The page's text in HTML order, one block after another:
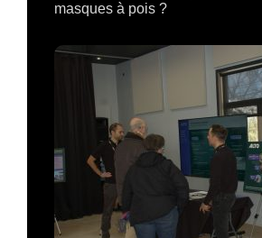
masques à pois ?